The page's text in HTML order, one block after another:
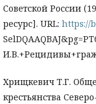
Советской России
ресурс]. URL: https://
Хрищкевич Т.Г.
крестьянства